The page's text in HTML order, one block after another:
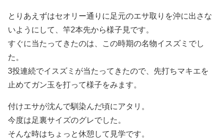
とりあえずはセオリー通りに足元のエサ取りを沖に出さな
いようにして、竿2本先から様子見です。
すぐに当たってきたのは、この時期の名物イスズミでし
た。
3投連続でイスズミが当たってきたので、先打ちマキエを
止めてガン玉を打って様子をみます。
付けエサが沈んで馴染んだ頃にアタリ。
今度は足裏サイズのグレでした。
そんな時はちょっと休憩して見学です。